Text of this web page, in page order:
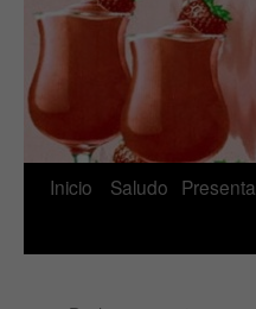
Saltar
Inicio Saludo